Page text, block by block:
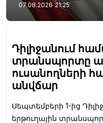
07.08.2026 21:25
Դիլիջանում
տրանսպորտը
ուսանողների
անվճար
Սեպտեմբերի 1-ից
երթուղային